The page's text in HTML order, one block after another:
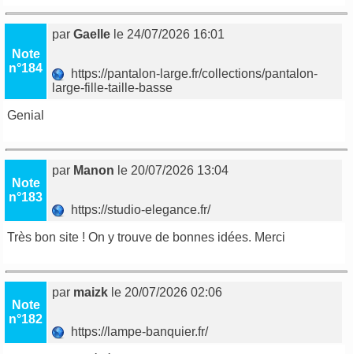
Note
n°184
parGaelle le 24/07/2026 16:01
https://pantalon-large.fr/collections/pantalon-
large-fille-taille-basse
Genial
Note
n°183
par Manon le 20/07/2026 13:04
https://studio-elegance.fr/
Très bon site ! On y trouve de bonnes idées. Merci
Note
n°182
par maizk le 20/07/2026 02:06
https://lampe-banquier.fr/